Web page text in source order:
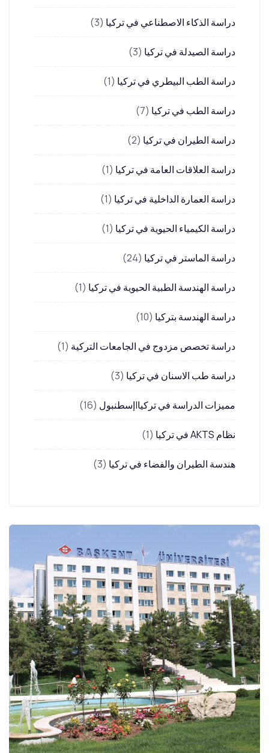
دراسة الذكاء الاصطناعي في تركيا(3)
دراسة الصيدلة في تركيا(3)
دراسة الطب البيطري في تركيا(1)
دراسة الطب في تركيا(7)
دراسة الطيران في تركيا(2)
دراسة العلاقات العامة في تركيا(1)
دراسة العمارة الداخلية في تركيا(1)
دراسة الكيمياء الحيوية في تركيا(1)
دراسة الماستر في تركيا(24)
دراسة الهندسة الطبية الحيوية في تركيا(1)
دراسة الهندسة بتركيا(10)
دراسة تخصص مزدوج في الجامعات التركية(1)
دراسة طب الاسنان في تركيا(3)
مميزات الدراسة في تركيا|إسطنبول (16)
نظام AKTS في تركيا (1)
هندسة الطيران والفضاء في تركيا(3)